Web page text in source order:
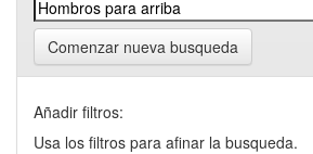
Comenzar nueva busqueda
Añadir filtros:
Usa los filtros para afinar la busqueda.